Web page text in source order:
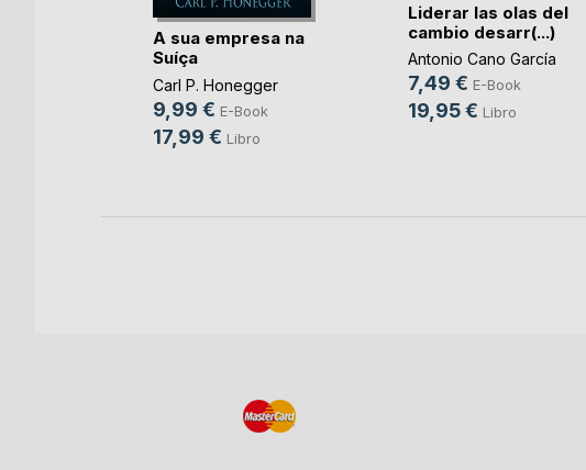
A sua empresa na
Suíça
Carl P. Honegger
9,99 € E-Book
17,99 € Libro
Liderar las olas del
cambio desarr(...)
Antonio Cano García
7,49 € E-Book
19,95 € Libro